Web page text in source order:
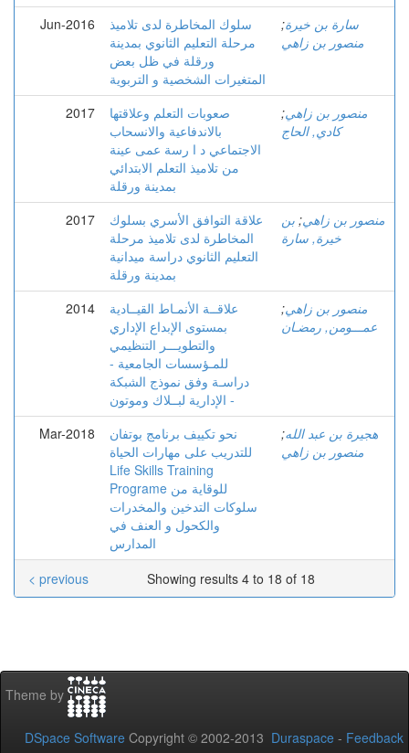
Jun-2016
سلوك المخاطرة لدى تلاميذ
مرحلة التعليم الثانوي بمدينة
ورقلة في ظل بعض
المتغيرات الشخصية و التربوية
سارة بن خيرة;
منصور بن زاهي
2017
صعوبات التعلم وعلاقتها
بالاندفاعية والانسحاب
الاجتماعي د ا رسة عمى عينة
من تلاميذ التعلم الابتدائي
بمدينة ورقلة
منصور بن زاهي;
كادي, الحاج
2017
علاقة التوافق الأسري بسلوك
المخاطرة لدى تلاميذ مرحلة
التعليم الثانوي دراسة ميدانية
بمدينة ورقلة
منصور بن زاهي; بن
خيرة, سارة
2014
علاقــة الأنمـاط القيــادية
بمستوى الإبداع الإداري
والتطويـــر التنظيمي
للمـؤسسات الجامعية -
دراسـة وفق نموذج الشبكة
الإدارية لبــلاك وموتون -
منصور بن زاهي;
عمـــومن, رمضـان
Mar-2018
نحو تكييف برنامج بوتفان
للتدريب على مهارات الحياة
Life Skills Training
Programe للوقاية من
سلوكات التدخين والمخدرات
والكحول و العنف في
المدارس
هجيرة بن عبد الله;
منصور بن زاهي
Showing results 4 to 18 of 18
< previous
Theme by
DSpace Software Copyright © 2002-2013 Duraspace - Feedback